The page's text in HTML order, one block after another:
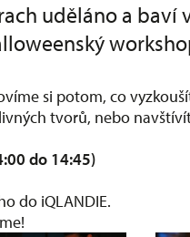
uděláno a baví
si potom, co
tvorů, nebo
do 14:45)
do iQLANDIE.